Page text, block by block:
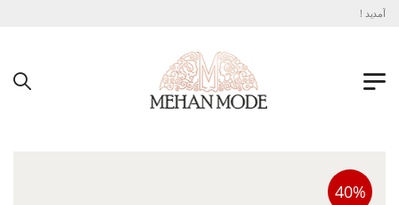
آمدید !
40%